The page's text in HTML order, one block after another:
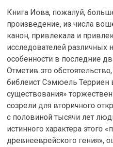
Книга Иова, пожалуй,
произведение, из числа
канон, привлекала и
исследователей различных
особенности в последние
Отметив это
библеист Сэмюель Терриен
существования»
созрели для вторичного
с половиной тысячи лет
истинного характера этого
древнееврейского гения»,